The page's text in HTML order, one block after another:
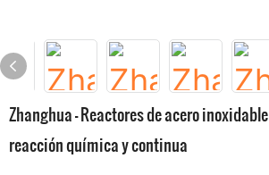
Zhanghua - Reactores de acero
reacción química y continua